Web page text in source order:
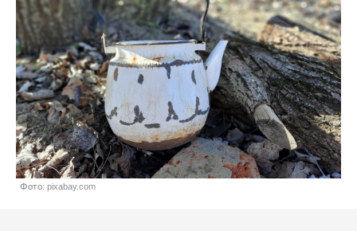
Фото: pixabay.com